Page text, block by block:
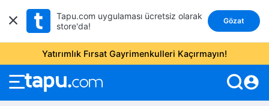
Tapu.com uygulaması ücretsiz olarak
store'da!
Gözat
Yatırımlık Fırsat Gayrimenkulleri Kaçırmayın!
account_circle